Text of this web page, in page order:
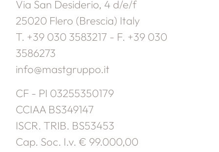
Via San Desiderio, 4 d/e/f
25020 Flero (Brescia) Italy
T. +39 030 3583217 - F. +39 030
3586273
info@mastgruppo.it
CF - PI 03255350179
CCIAA BS349147
ISCR. TRIB. BS53453
Cap. Soc. I.v. € 99.000,00